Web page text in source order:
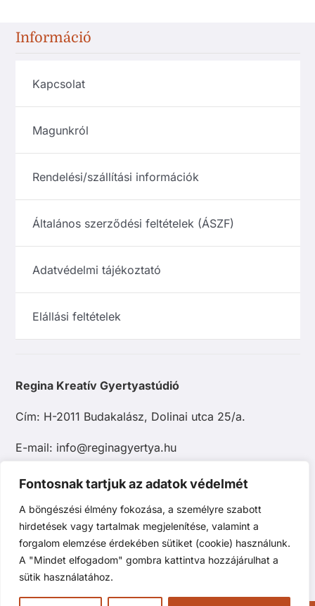
Fontosnak tartjuk az adatok védelmét
A böngészési élmény fokozása, a személyre szabott
hirdetések vagy tartalmak megjelenítése, valamint a
forgalom elemzése érdekében sütiket (cookie) használunk.
A "Mindet elfogadom" gombra kattintva hozzájárulhat a
sütik használatához.
Információ
Kapcsolat
Magunkról
Rendelési/szállítási információk
Általános szerződési feltételek (ÁSZF)
Adatvédelmi tájékoztató
Elállási feltételek
Regina Kreatív Gyertyastúdió
Cím: H-2011 Budakalász, Dolinai utca 25/a.
E-mail: info@reginagyertya.hu
Tel.: +36 20 483 9097